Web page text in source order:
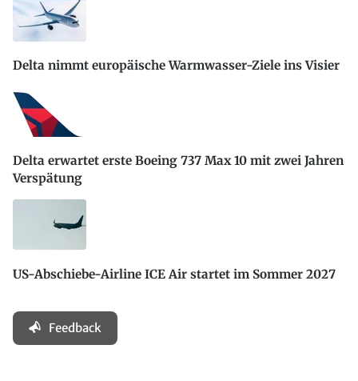
Delta nimmt europäische Warmwasser-Ziele ins Visier
Delta erwartet erste Boeing 737 Max 10 mit zwei Jahren
Verspätung
US-Abschiebe-Airline ICE Air startet im Sommer 2027
Feedback